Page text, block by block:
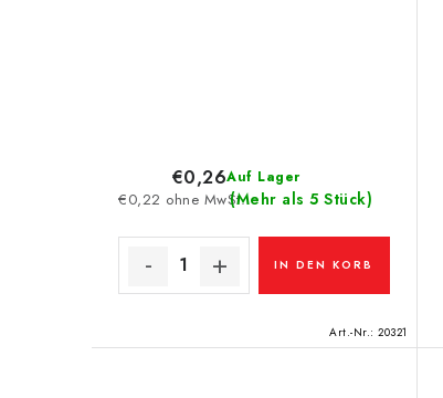
Auf Lager
(Mehr als 5 Stück)
€0,22 ohne MwSt.
€0,26
IN DEN KORB
Art.-Nr.: 20321